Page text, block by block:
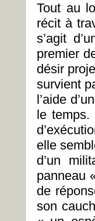
Tout au
récit à
s’agit
premier
désir
survient
l’aide
le temps.
elle
d’un
panneau
de
son